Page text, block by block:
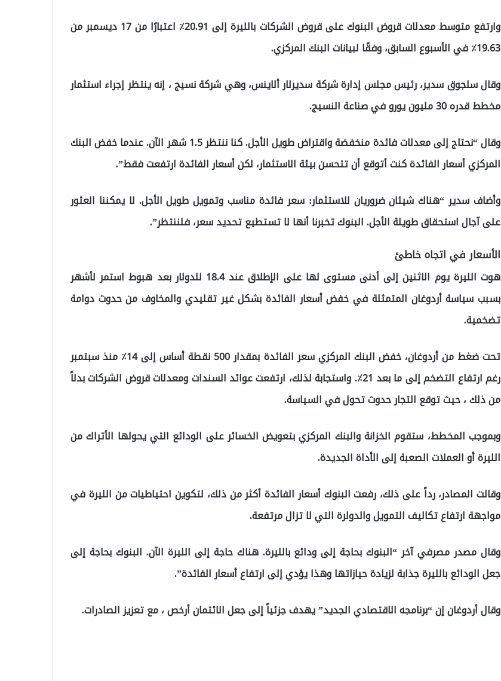
وارتفع متوسط ​​معدلات قروض البنوك على قروض الشركات بالليرة إلى 20.91٪ اعتبارًا من 17 ديسمبر من
19.63٪ في الأسبوع السابق، وفقًا لبيانات البنك المركزي.
وقال سلجوق سدير، رئيس مجلس إدارة شركة سديرلار ألاينس، وهي شركة نسيج ، إنه ينتظر إجراء استثمار
مخطط قدره 30 مليون يورو في صناعة النسيج.
وقال “نحتاج إلى معدلات فائدة منخفضة واقتراض طويل الأجل. كنا ننتظر 1.5 شهر الآن. عندما خفض البنك
المركزي أسعار الفائدة كنت أتوقع أن تتحسن بيئة الاستثمار، لكن أسعار الفائدة ارتفعت فقط”.
وأضاف سدير “هناك شيئان ضروريان للاستثمار: سعر فائدة مناسب وتمويل طويل الأجل. لا يمكننا العثور
على آجال استحقاق طويلة الأجل. البنوك تخبرنا أنها لا تستطيع تحديد سعر، فلننتظر”.
الأسعار في اتجاه خاطئ
هوت الليرة يوم الاثنين إلى أدنى مستوى لها على الإطلاق عند 18.4 للدولار بعد هبوط استمر لأشهر
بسبب سياسة أردوغان المتمثلة في خفض أسعار الفائدة بشكل غير تقليدي والمخاوف من حدوث دوامة
تضخمية.
تحت ضغط من أردوغان، خفض البنك المركزي سعر الفائدة بمقدار 500 نقطة أساس إلى 14٪ منذ سبتمبر
رغم ارتفاع التضخم إلى ما بعد 21٪. واستجابة لذلك، ارتفعت عوائد السندات ومعدلات قروض الشركات بدلاً
من ذلك ، حيث توقع التجار حدوث تحول في السياسة.
وبموجب المخطط، ستقوم الخزانة والبنك المركزي بتعويض الخسائر على الودائع التي يحولها الأتراك من
الليرة أو العملات الصعبة إلى الأداة الجديدة.
وقالت المصادر، رداً على ذلك، رفعت البنوك أسعار الفائدة أكثر من ذلك، لتكوين احتياطيات من الليرة في
مواجهة ارتفاع تكاليف التمويل والدولرة التي لا تزال مرتفعة.
وقال مصدر مصرفي آخر “البنوك بحاجة إلى ودائع بالليرة. هناك حاجة إلى الليرة الآن. البنوك بحاجة إلى
جعل الودائع بالليرة جذابة لزيادة حيازاتها وهذا يؤدي إلى ارتفاع أسعار الفائدة”.
وقال أردوغان إن “برنامجه الاقتصادي الجديد” يهدف جزئياً إلى جعل الائتمان أرخص ، مع تعزيز الصادرات.